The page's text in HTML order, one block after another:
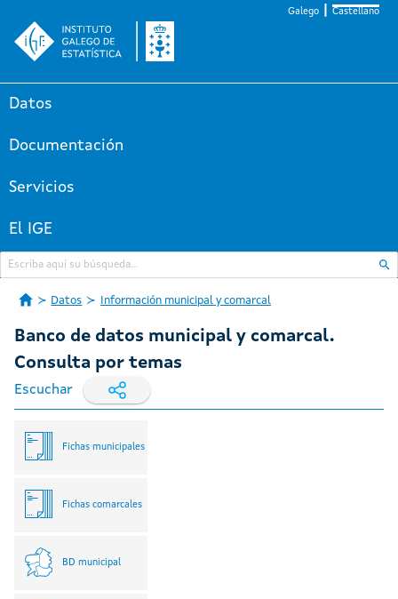
Galego Castellano
Datos
Documentación
Servicios
El IGE
Datos Información municipal y comarcal
Banco de datos municipal y comarcal.
Consulta por temas
Escuchar
Fichas municipales
Fichas comarcales
BD municipal